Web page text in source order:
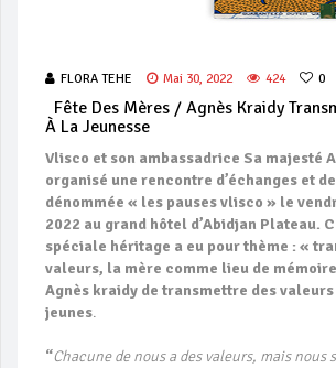
FLORA TEHE Mai 30, 2022 424 0
Fête Des Mères / Agnès Kraidy
À La Jeunesse
Vlisco et son ambassadrice Sa majesté
organisé une rencontre d’échanges et
dénommée « les pauses vlisco » le
2022 au grand hôtel d’Abidjan Plateau.
spéciale héritage a eu pour thème : «
valeurs, la mère comme lieu de
Agnès kraidy de transmettre des
jeunes.
“Chacune de nous a des valeurs, mais nous